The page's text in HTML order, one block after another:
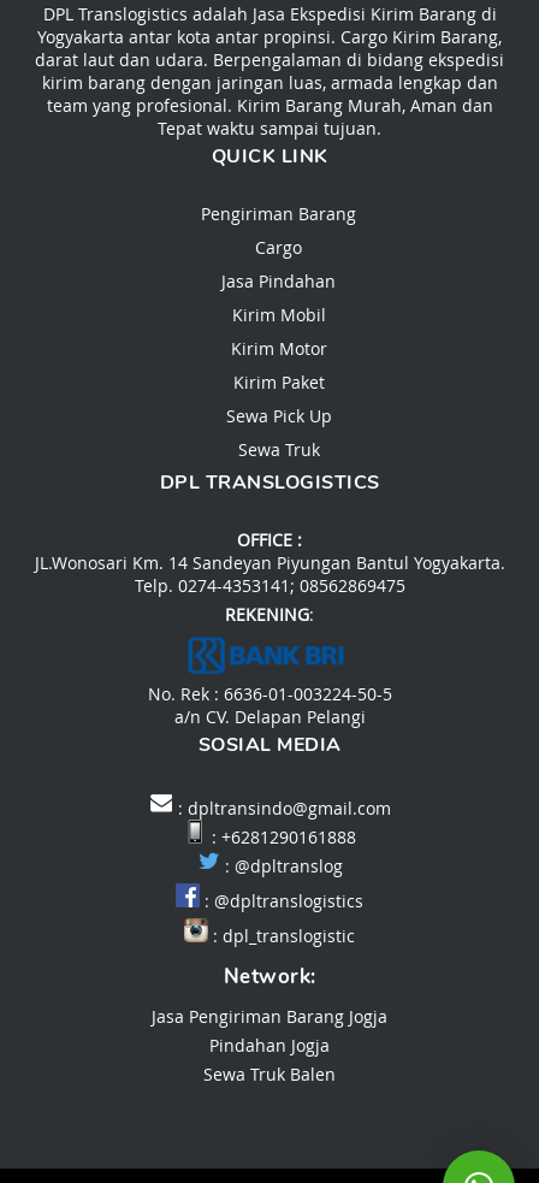
DPL Translogistics adalah Jasa Ekspedisi Kirim Barang di
Yogyakarta antar kota antar propinsi. Cargo Kirim Barang,
darat laut dan udara. Berpengalaman di bidang ekspedisi
kirim barang dengan jaringan luas, armada lengkap dan
team yang profesional. Kirim Barang Murah, Aman dan
Tepat waktu sampai tujuan.
QUICK LINK
Pengiriman Barang
Cargo
Jasa Pindahan
Kirim Mobil
Kirim Motor
Kirim Paket
Sewa Pick Up
Sewa Truk
DPL TRANSLOGISTICS
OFFICE :
JL.Wonosari Km. 14 Sandeyan Piyungan Bantul Yogyakarta.
Telp. 0274-4353141; 08562869475
REKENING:
No. Rek : 6636-01-003224-50-5
a/n CV. Delapan Pelangi
SOSIAL MEDIA
: dpltransindo@gmail.com
: +6281290161888
: @dpltranslog
: @dpltranslogistics
: dpl_translogistic
Network:
Jasa Pengiriman Barang Jogja
Pindahan Jogja
Sewa Truk Balen